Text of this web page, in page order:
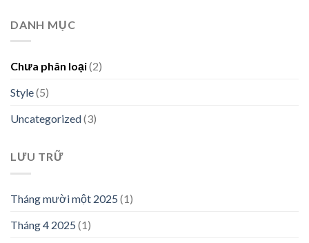
DANH MỤC
Chưa phân loại(2)
Style(5)
Uncategorized(3)
LƯU TRỮ
Tháng mười một 2025 (1)
Tháng 4 2025 (1)